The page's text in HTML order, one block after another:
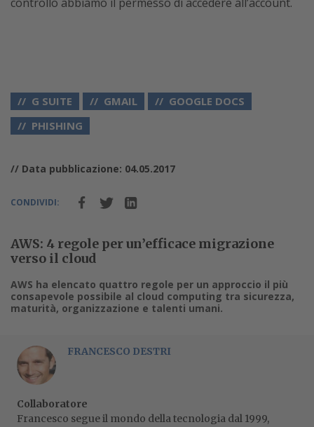
G SUITE GMAIL
GOOGLE DOCS
PHISHING
// Data pubblicazione: 04.05.2017
CONDIVIDI:
AWS: 4 regole per un’efficace migrazione
verso il cloud
AWS ha elencato quattro regole per un approccio il più
consapevole possibile al cloud computing tra sicurezza,
maturità, organizzazione e talenti umani.
FRANCESCO DESTRI
Collaboratore
Francesco segue il mondo della tecnologia dal 1999,